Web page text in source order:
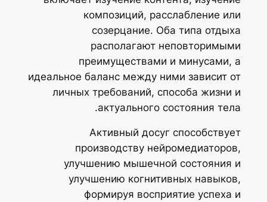
композиций, расслабление или
созерцание. Оба типа отдыха
располагают неповторимыми
преимуществами и минусами, а
идеальное баланс между ними зависит от
личных требований, способа жизни и
актуального состояния тела.
Активный досуг способствует
производству нейромедиаторов,
улучшению мышечной состояния и
улучшению когнитивных навыков,
формируя восприятие успеха и